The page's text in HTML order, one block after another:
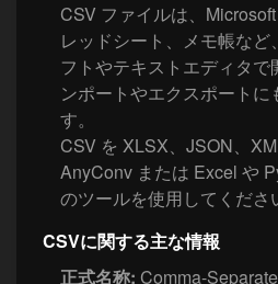
CSV ファイルは、
レッドシート、メモ帳な
フトやテキストエディタで
ンポートやエクスポートに
す。
CSV を XLSX、JSON、
AnyConv または Excel や
のツールを使用してくださ
CSVに関する主な情報
正式名称: Comma-